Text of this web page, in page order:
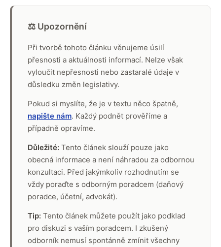
⚖️ Upozornění
Při tvorbě tohoto článku věnujeme úsilí
přesnosti a aktuálnosti informací. Nelze však
vyloučit nepřesnosti nebo zastaralé údaje v
důsledku změn legislativy.
Pokud si myslíte, že je v textu něco špatně,
napište nám. Každý podnět prověříme a
případně opravíme.
Důležité: Tento článek slouží pouze jako
obecná informace a není náhradou za odbornou
konzultaci. Před jakýmkoliv rozhodnutím se
vždy poraďte s odborným poradcem (daňový
poradce, účetní, advokát).
Tip: Tento článek můžete použít jako podklad
pro diskuzi s vaším poradcem. I zkušený
odborník nemusí spontánně zmínit všechny